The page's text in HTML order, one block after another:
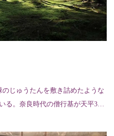
じゅうたんを敷き詰めたような
る。奈良時代の僧行基が天平3年